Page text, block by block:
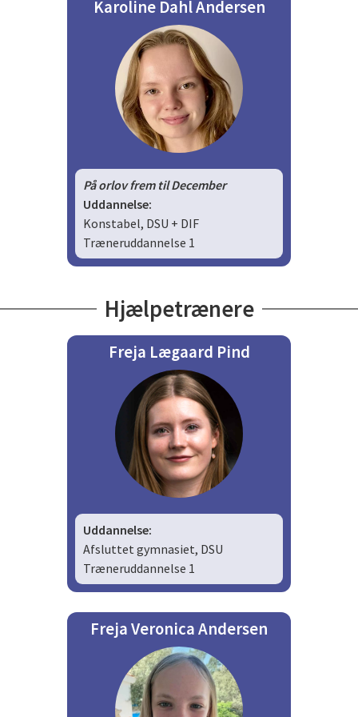
Karoline Dahl Andersen
På orlov frem til December
Uddannelse:
Konstabel, DSU + DIF
Træneruddannelse 1
Hjælpetrænere
Freja Lægaard Pind
Uddannelse:
Afsluttet gymnasiet, DSU
Træneruddannelse 1
Freja Veronica Andersen